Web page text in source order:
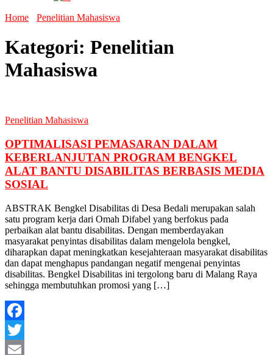
Home Penelitian Mahasiswa
Kategori: Penelitian
Mahasiswa
Penelitian Mahasiswa
OPTIMALISASI PEMASARAN DALAM
KEBERLANJUTAN PROGRAM BENGKEL
ALAT BANTU DISABILITAS BERBASIS MEDIA
SOSIAL
ABSTRAK Bengkel Disabilitas di Desa Bedali merupakan salah
satu program kerja dari Omah Difabel yang berfokus pada
perbaikan alat bantu disabilitas. Dengan memberdayakan
masyarakat penyintas disabilitas dalam mengelola bengkel,
diharapkan dapat meningkatkan kesejahteraan masyarakat disabilitas
dan dapat menghapus pandangan negatif mengenai penyintas
disabilitas. Bengkel Disabilitas ini tergolong baru di Malang Raya
sehingga membutuhkan promosi yang […]
Facebook
Twitter